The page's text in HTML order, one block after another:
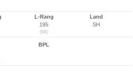
L-Rang
195
(94)
Land
SH
BPL